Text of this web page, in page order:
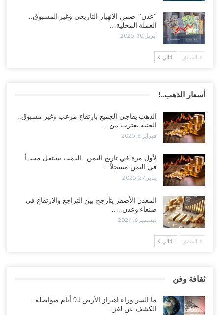
“عدن“| ضمن الانهيار التاريخي وغير المسبوق..
العملة المحلية…
أبريل 30, 2025
السابق التالي
أسعار الذهب..!
الذهب يفاجئ الجميع بارتفاع مرعب وغير مسبوق..
الجنيه يقترب من…
فبراير 3, 2025
لأول مرة في تاريخ اليمن.. الذهب يشتعل مجدداً
في اليمن مسجلاً…
يناير 27, 2025
المعدن الأصفر يتأرجح بين التراجع والارتفاع في
صنعاء وعدن..…
ديسمبر 6, 2024
السابق التالي
ثقافة وفن
ما السر وراء اهتزاز الأرض لـ9 أيام متواصلة..
الكشف عن لغز…